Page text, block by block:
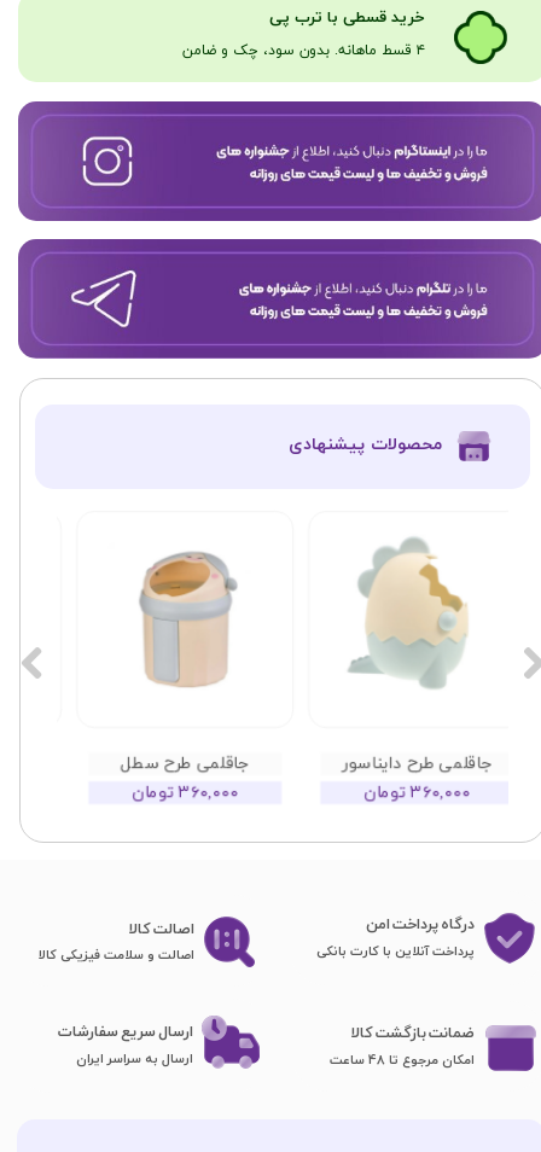
​​​خرید قسطی با ترب پی
۴ قسط ماهانه. بدون سود، چک و ضامن​​​​​​​
جاقلمی طرح سطل
۳۶۰,۰۰۰ تومان
جاقلمی طرح دایناسور
۳۶۰,۰۰۰ تومان
​محصولات پیشنهادی
درگاه پرداخت امن
پرداخت آنلاین با کارت بانکی
اصا​​​​​​​لت کالا
اصالت و سلامت فیزیکی کالا
ضمانت بازگشت کالا
امکان مرجوع تا 48 ساعت
ارسال سریع سفارشات
ارسال به سراسر ایران